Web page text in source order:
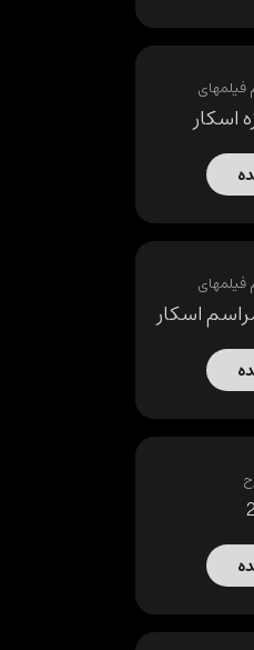
فیلمهای
اسکار
فیلمهای
اسکار